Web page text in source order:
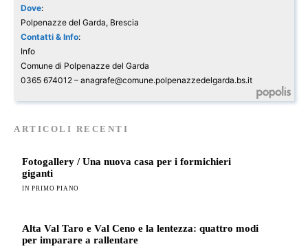
Dove:
Polpenazze del Garda, Brescia
Contatti & Info:
Info
Comune di Polpenazze del Garda
0365 674012 – anagrafe@comune.polpenazzedelgarda.bs.it
ARTICOLI RECENTI
Fotogallery / Una nuova casa per i formichieri
giganti
IN PRIMO PIANO
Alta Val Taro e Val Ceno e la lentezza: quattro modi
per imparare a rallentare